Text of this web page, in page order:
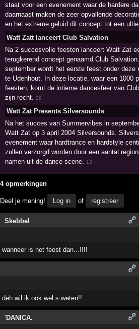
staat voor een evenement waar de hardere
daarnaast maken de zeer opvallende
en het extreme geluid dit concept tot een
Watt Zatt lanceert Club Salvation
Na 2 succesvolle feesten lanceert Watt Zat
terugkerend concept genaamd Club
september wordt het eerste feest onder deze
te Udenhout. In deze locatie, waar een 1000
feesten, komt de intieme dancesfeer van
zijn recht.29
Watt Zat Presents Silversounds
Na het succes van Summervibes in
Watt Zat op 3 april 2004 Silversounds.
evenement waar hardtrance en hardstyle
zullen verzorgd worden door een aantal
namen uit de dance-scene.
13
4 opmerkingen
Deel je mening! Log in of registreer
Skebbel
wanneer is het feest dan...!!!!
deh wil ik ook wel s weten!!
'DANICA.